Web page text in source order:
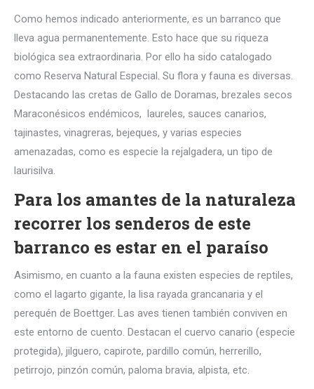
Como hemos indicado anteriormente, es un barranco que
lleva agua permanentemente. Esto hace que su riqueza
biológica sea extraordinaria. Por ello ha sido catalogado
como Reserva Natural Especial. Su flora y fauna es diversas.
Destacando las cretas de Gallo de Doramas, brezales secos
Maraconésicos endémicos, laureles, sauces canarios,
tajinastes, vinagreras, bejeques, y varias especies
amenazadas, como es especie la rejalgadera, un tipo de
laurisilva.
Para los amantes de la naturaleza
recorrer los senderos de este
barranco es estar en el paraíso
Asimismo, en cuanto a la fauna existen especies de reptiles,
como el lagarto gigante, la lisa rayada grancanaria y el
perequén de Boettger. Las aves tienen también conviven en
este entorno de cuento. Destacan el cuervo canario (especie
protegida), jilguero, capirote, pardillo común, herrerillo,
petirrojo, pinzón común, paloma bravia, alpista, etc.